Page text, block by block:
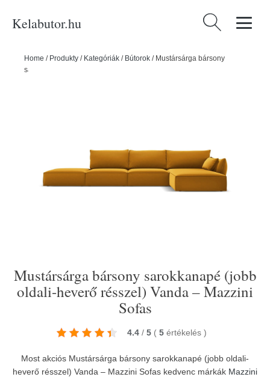
Kelabutor.hu Keresés:
Home / Produkty / Kategóriák / Bútorok / Mustársárga bársony
sarokkanapé (jobb oldali-heverő résszel) Vanda – Mazzini Sofas
Mustársárga bársony sarokkanapé (jobb
oldali-heverő résszel) Vanda – Mazzini
Sofas
4.4 / 5 ( 5 értékelés )
Most akciós Mustársárga bársony sarokkanapé (jobb oldali-
heverő résszel) Vanda – Mazzini Sofas kedvenc márkák Mazzini